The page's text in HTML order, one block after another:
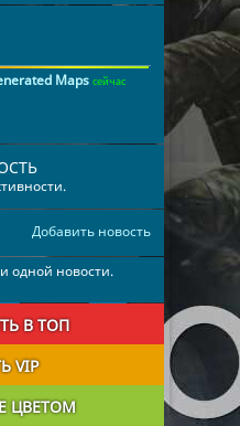
Maps сейчас
Добавить новость
одной новости.
В ТОП
VIP
ЦВЕТОМ